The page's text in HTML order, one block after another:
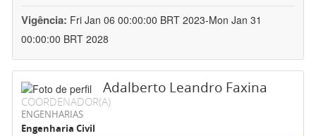
Vigência: Fri Jan 06 00:00:00 BRT 2023-Mon Jan 31
00:00:00 BRT 2028
Adalberto Leandro Faxina
COORDENADOR(A)
ENGENHARIAS
Engenharia Civil